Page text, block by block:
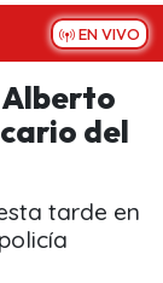
EN VIVO
del
tarde en